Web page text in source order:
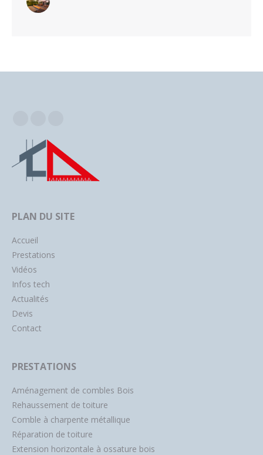
PLAN DU SITE
Accueil
Prestations
Vidéos
Infos tech
Actualités
Devis
Contact
PRESTATIONS
Aménagement de combles Bois
Rehaussement de toiture
Comble à charpente métallique
Réparation de toiture
Extension horizontale à ossature bois